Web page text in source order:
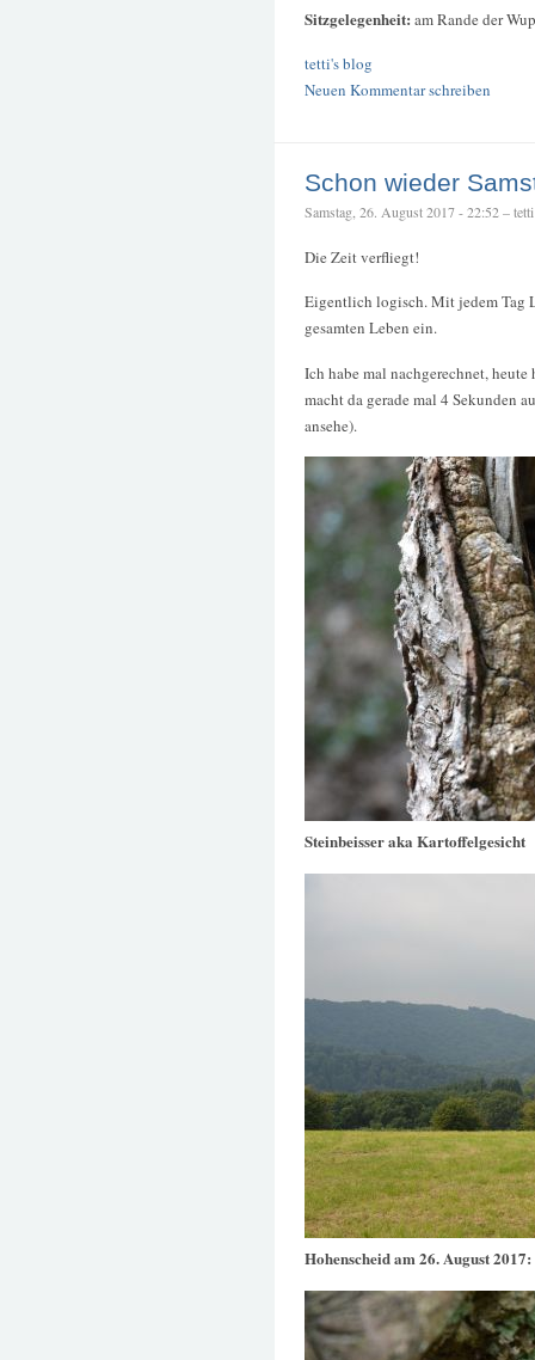
Sitzgelegenheit: am Rande der
tetti's blog
Neuen Kommentar schreiben
Schon wieder
Samstag, 26. August 2017 - 22:52 – tetti
Die Zeit verfliegt!
Eigentlich logisch. Mit jedem Tag
gesamten Leben ein.
Ich habe mal nachgerechnet,
macht da gerade mal 4 Sekunden
ansehe).
Steinbeisser aka Kartoffelgesicht
Hohenscheid am 26. August 2017: